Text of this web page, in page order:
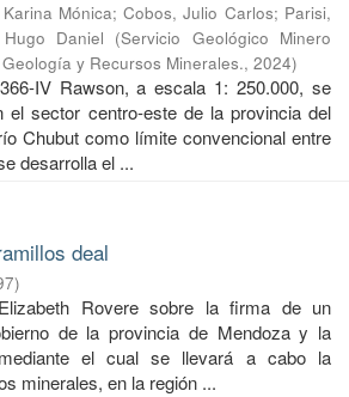
Mónica;Cobos, Julio Carlos; Parisi,
Daniel (Servicio Geológico Minero
y Recursos Minerales., 2024)
IV Rawson, a escala 1: 250.000, se
el sector centro-este de la provincia del
Chubut como límite convencional entre
desarrolla el ...
deal
)
Rovere sobre la firma de un
de la provincia de Mendoza y la
el cual se llevará a cabo la
minerales, en la región ...